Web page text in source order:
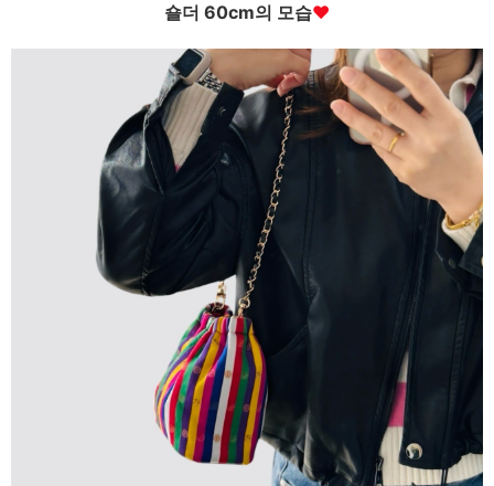
숄더 60cm의 모습♥